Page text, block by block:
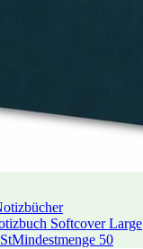
Softcover Large
Mindestmenge 50